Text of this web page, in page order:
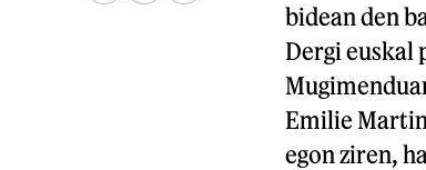
bidean den
Dergi euskal
Emilie
egon ziren,